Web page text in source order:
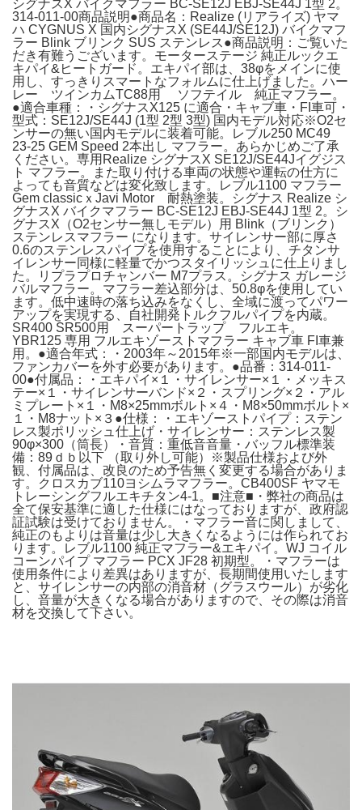
シグナスX バイクマフラー BC-SE12J EBJ-SE44J 1型 2。
314-011-00商品説明●商品名：Realize (リアライズ) ヤマ
ハ CYGNUS X 国内シグナスX (SE44J/SE12J) バイクマフ
ラー Blink ブリンク SUS ステンレス●商品説明：ご覧いた
だき有難うございます。モーターステージ 純正ルックエ
キパイ&ヒートガード。エキパイ部は、38φをメインに使
用し、すっきりスマートなフォルムに仕上げました。ハー
レー ツインカムTC88用 ソフテイル 純正マフラー。
●適合車種：・シグナスX125 に適合・キャブ車・FI車可・
型式：SE12J/SE44J (1型 2型 3型) 国内モデル対応※O2セ
ンサーの無い国内モデルに装着可能。レブル250 MC49
23-25 GEM Speed 2本出し マフラー。あらかじめご了承
ください。専用Realize シグナスX SE12J/SE44Jイグジス
ト マフラー。また取り付ける車両の状態や運転の仕方に
よっても音質などは変化致します。レブル1100 マフラー
Gem classicｘJavi Motor 耐熱塗装。シグナス Realize シ
グナスX バイクマフラー BC-SE12J EBJ-SE44J 1型 2。シ
グナスX（O2センサー無しモデル）用 Blink（ブリンク）
ステンレスマフラー になります。サイレンサー部に厚さ
0.6のステンレスパイプを使用することにより、チタンサ
イレンサー同様に軽量でかつスタイリッシュに仕上りまし
た。リプラプロチャンバー M7プラス。シグナス ガレージ
バルマフラー。マフラー差込部分は、50.8φを使用してい
ます。低中速時の落ち込みをなくし、全域に渡ってパワー
アップを実現する、自社開発トルクフルパイプを内蔵。
SR400 SR500用 スーパートラップ フルエキ。
YBR125 専用 フルエキゾーストマフラー キャブ車 FI車兼
用。●適合年式：・2003年～2015年※一部国内モデルは、
ファンカバーを外す必要があります。●品番：314-011-
00●付属品：・エキパイ×１・サイレンサー×１・メッキス
テー×１・サイレンサーバンド×２・スプリング×２・アル
ミプレート×１・M8×25mmボルト×４・M8×50mmボルト×
１・M8ナット×３●仕様：・エキゾーストパイプ：ステン
レス製ポリッシュ仕上げ・サイレンサー：ステンレス製
90φ×300（筒長）・音質：重低音音量・バッフル標準装
備：89ｄｂ以下 （取り外し可能）※製品仕様および外
観、付属品は、改良のため予告無く変更する場合がありま
す。クロスカブ110ヨシムラマフラー。CB400SF ヤマモ
トレーシングフルエキチタン4-1。■注意■・弊社の商品は
全て保安基準に適した仕様にはなっておりますが、政府認
証試験は受けておりません。・マフラー音に関しまして、
純正のもよりは音量は少し大きくなるようには作られてお
ります。レブル1100 純正マフラー&エキパイ。WJ コイル
コーンパイプ マフラー PCX JF28 初期型。・マフラーは
使用条件により差異はありますが、長期間使用いたします
と、サイレンサーの内部の消音材（グラスウール）が劣化
し、音量が大きくなる場合がありますので、その際は消音
材を交換して下さい。